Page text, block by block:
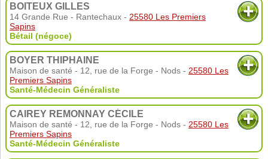
BOITEUX GILLES
14 Grande Rue - Rantechaux - 25580 Les Premiers
Sapins
Bétail (négoce)
BOYER THIPHAINE
Maison de santé - 12, rue de la Forge - Nods - 25580 Les
Premiers Sapins
Santé-Médecin Généraliste
CAIREY REMONNAY CÉCILE
Maison de santé - 12, rue de la Forge - Nods - 25580 Les
Premiers Sapins
Santé-Médecin Généraliste